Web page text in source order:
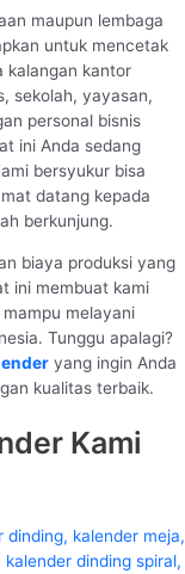
maupun lembaga
untuk mencetak
kalangan kantor
sekolah, yayasan,
personal bisnis
ini Anda sedang
bersyukur bisa
datang kepada
berkunjung.
biaya produksi yang
ini membuat kami
melayani
Tunggu apalagi?
yang ingin Anda
kualitas terbaik.
Kami